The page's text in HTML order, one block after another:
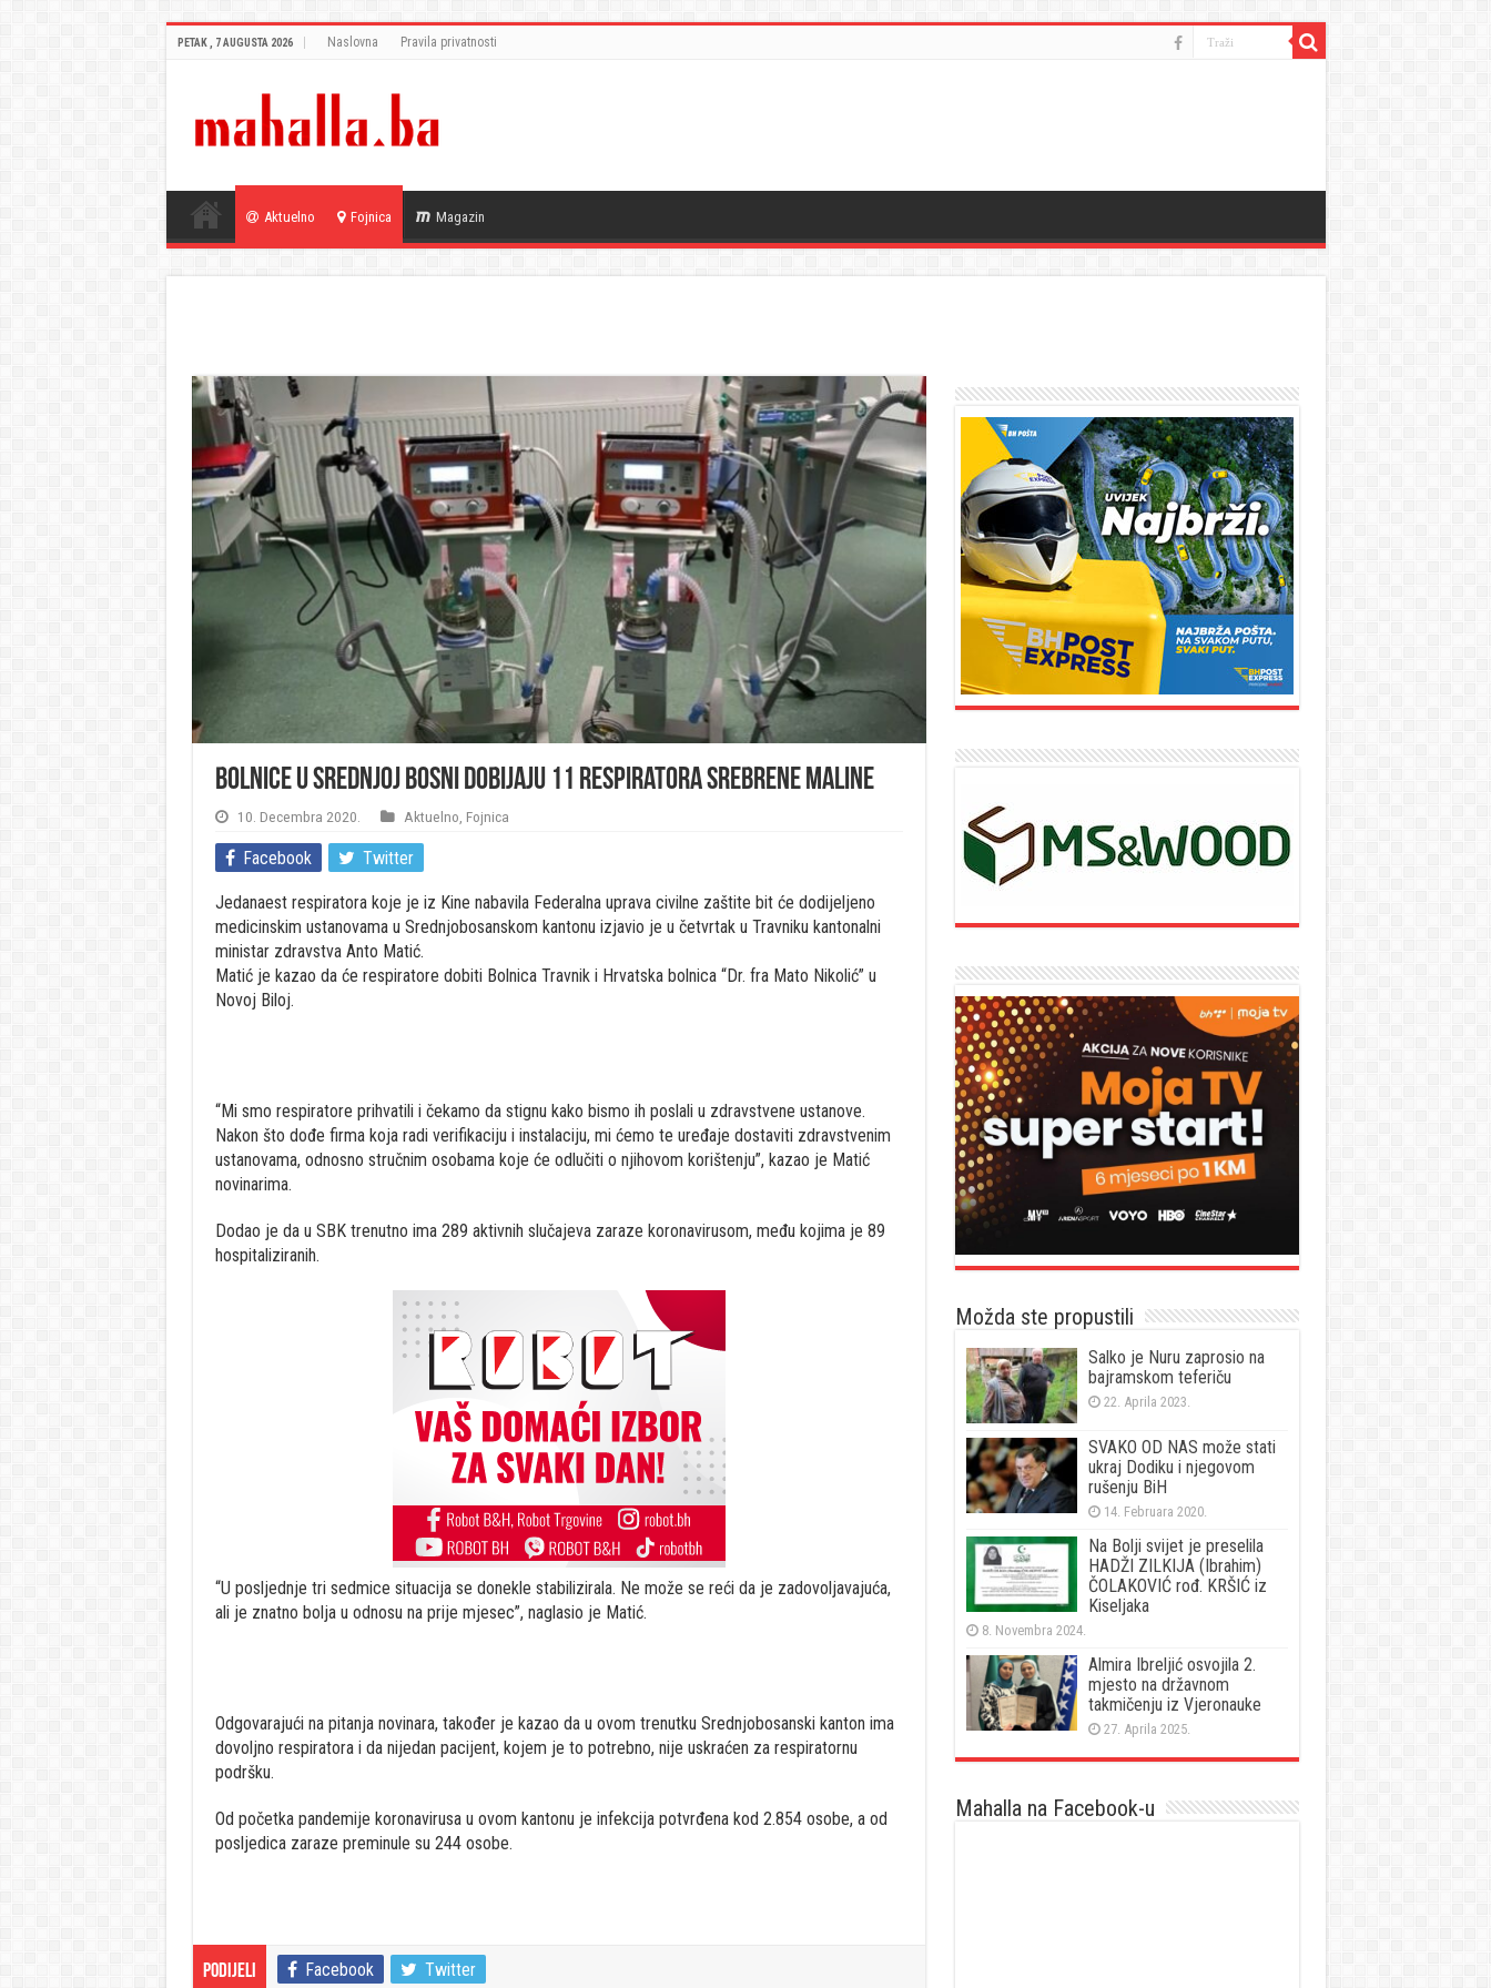
PETAK , 7 AUGUSTA 2026 Naslovna Pravila privatnosti
Aktuelno Fojnica Magazin
Bolnice u srednjoj Bosni dobijaju 11 respiratora Srebrene maline
10. Decembra 2020. Aktuelno Fojnica
Facebook Twitter
Jedanaest respiratora koje je iz Kine nabavila Federalna uprava civilne zaštite bit će dodijeljeno
medicinskim ustanovama u Srednjobosanskom kantonu izjavio je u četvrtak u Travniku kantonalni
ministar zdravstva Anto Matić.
Matić je kazao da će respiratore dobiti Bolnica Travnik i Hrvatska bolnica “Dr. fra Mato Nikolić” u
Novoj Biloj.
“Mi smo respiratore prihvatili i čekamo da stignu kako bismo ih poslali u zdravstvene ustanove.
Nakon što dođe firma koja radi verifikaciju i instalaciju, mi ćemo te uređaje dostaviti zdravstvenim
ustanovama, odnosno stručnim osobama koje će odlučiti o njihovom korištenju”, kazao je Matić
novinarima.
Dodao je da u SBK trenutno ima 289 aktivnih slučajeva zaraze koronavirusom, među kojima je 89
hospitaliziranih.
“U posljednje tri sedmice situacija se donekle stabilizirala. Ne može se reći da je zadovoljavajuća,
ali je znatno bolja u odnosu na prije mjesec”, naglasio je Matić.
Odgovarajući na pitanja novinara, također je kazao da u ovom trenutku Srednjobosanski kanton ima
dovoljno respiratora i da nijedan pacijent, kojem je to potrebno, nije uskraćen za respiratornu
podršku.
Od početka pandemije koronavirusa u ovom kantonu je infekcija potvrđena kod 2.854 osobe, a od
posljedica zaraze preminule su 244 osobe.
Podijeli Facebook Twitter
Možda ste propustili
Salko je Nuru zaprosio na
bajramskom teferiču
22. Aprila 2023.
SVAKO OD NAS može stati
ukraj Dodiku i njegovom
rušenju BiH
14. Februara 2020.
Na Bolji svijet je preselila
HADŽI ZILKIJA (Ibrahim)
ČOLAKOVIĆ rođ. KRŠIĆ iz
Kiseljaka
8. Novembra 2024.
Almira Ibreljić osvojila 2.
mjesto na državnom
takmičenju iz Vjeronauke
27. Aprila 2025.
Mahalla na Facebook-u